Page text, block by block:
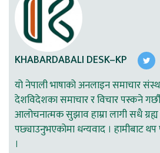
KHABARDABALI DESK–KP
यो नेपाली भाषाको अनलाइन समाचार
देशविदेशका समाचार र विचार पस्कने
आलोचनात्मक सुझाव हाम्रा लागी सधै
पछ्याउनुभएकोमा धन्यवाद । हामीबाट
।